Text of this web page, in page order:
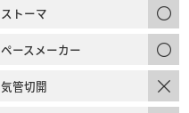
ストーマ
ペースメーカー
気管切開